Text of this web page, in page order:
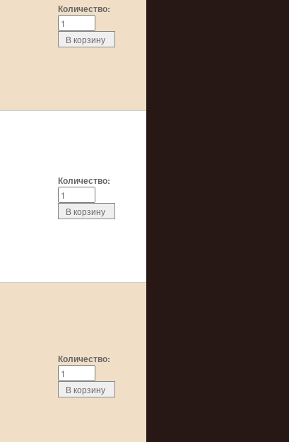
Количество:
Количество:
Количество: